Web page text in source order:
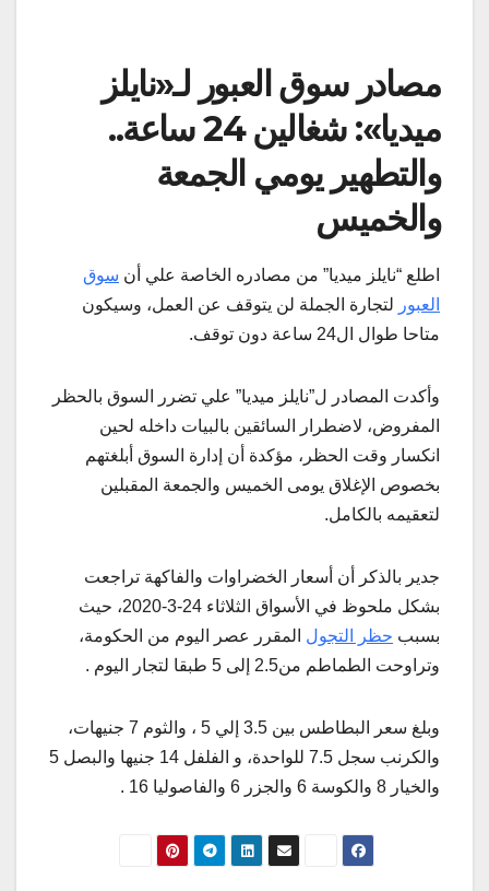
مصادر سوق العبور لـ«نايلز
ميديا»: شغالين 24 ساعة..
والتطهير يومي الجمعة
والخميس
اطلع “نايلز ميديا” من مصادره الخاصة علي أن سوق
العبور لتجارة الجملة لن يتوقف عن العمل، وسيكون
متاحا طوال ال24 ساعة دون توقف.
وأكدت المصادر ل”نايلز ميديا” علي تضرر السوق بالحظر
المفروض، لاضطرار السائقين بالبيات داخله لحين
انكسار وقت الحظر، مؤكدة أن إدارة السوق أبلغتهم
بخصوص الإغلاق يومى الخميس والجمعة المقبلين
لتعقيمه بالكامل.
جدير بالذكر أن أسعار الخضراوات والفاكهة تراجعت
بشكل ملحوظ في الأسواق الثلاثاء 24-3-2020، حيث
بسبب حظر التجول المقرر عصر اليوم من الحكومة،
وتراوحت الطماطم من2.5 إلى 5 طبقا لتجار اليوم .
وبلغ سعر البطاطس بين 3.5 إلي 5 ، والثوم 7 جنيهات،
والكرنب سجل 7.5 للواحدة، و الفلفل 14 جنيها والبصل 5
والخيار 8 والكوسة 6 والجزر 6 والفاصوليا 16 .